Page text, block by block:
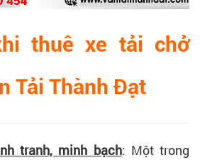
thuê xe tải chở
Tải Thành Đạt
tranh, minh bạch: Một trong